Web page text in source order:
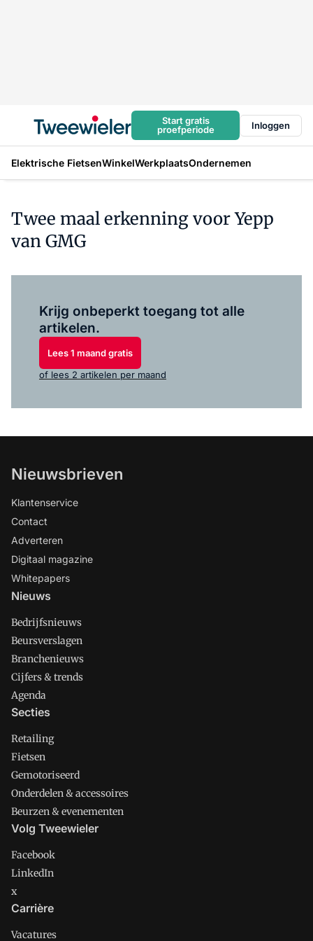
Start gratis
proefperiode
Inloggen
Elektrische FietsenWinkelWerkplaatsOndernemen
Twee maal erkenning voor Yepp
van GMG
Krijg onbeperkt toegang tot alle
artikelen.
Lees 1 maand gratis
of lees 2 artikelen per maand
Nieuwsbrieven
Klantenservice
Contact
Adverteren
Digitaal magazine
Whitepapers
Nieuws
Bedrijfsnieuws
Beursverslagen
Branchenieuws
Cijfers & trends
Agenda
Secties
Retailing
Fietsen
Gemotoriseerd
Onderdelen & accessoires
Beurzen & evenementen
Volg Tweewieler
Facebook
LinkedIn
x
Carrière
Vacatures